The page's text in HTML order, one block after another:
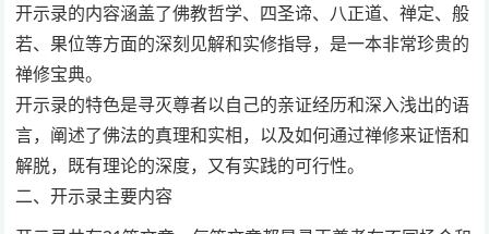
开示录的内容涵盖了佛教哲学、四圣谛、八正道、禅定、般
若、果位等方面的深刻见解和实修指导，是一本非常珍贵的
禅修宝典。
开示录的特色是寻灭尊者以自己的亲证经历和深入浅出的语
言，阐述了佛法的真理和实相，以及如何通过禅修来证悟和
解脱，既有理论的深度，又有实践的可行性。
二、开示录主要内容